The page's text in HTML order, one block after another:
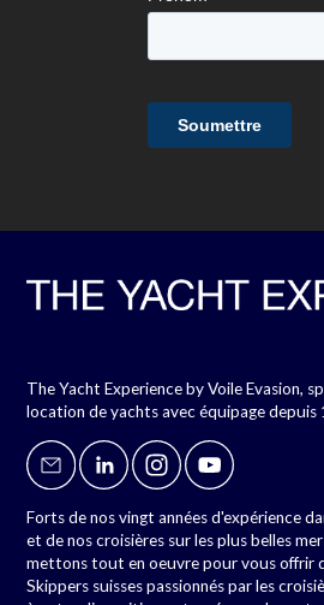
The Yacht Experience by Voile Evasion,
location de yachts avec équipage depuis
Forts de nos vingt années d'expérience
et de nos croisières sur les plus belles
mettons tout en oeuvre pour vous offrir
Skippers suisses passionnés par les